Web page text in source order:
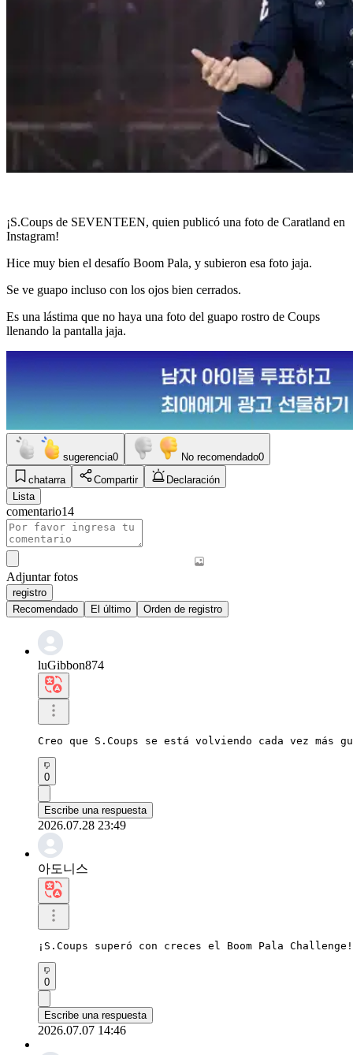
¡S.Coups de SEVENTEEN, quien publicó una foto de Caratland en
Instagram!
Hice muy bien el desafío Boom Pala, y subieron esa foto jaja.
Se ve guapo incluso con los ojos bien cerrados.
Es una lástima que no haya una foto del guapo rostro de Coups
llenando la pantalla jaja.
sugerencia0 No recomendado0
chatarra
Compartir
Declaración
Lista
comentario14
Adjuntar fotos
registro
Recomendado
El último Orden de registro
luGibbon874
Creo que S.Coups se está volviendo cada vez
0
Escribe una respuesta
2026.07.28 23:49
아도니스
¡S.Coups superó con creces el Boom Pala
0
Escribe una respuesta
2026.07.07 14:46